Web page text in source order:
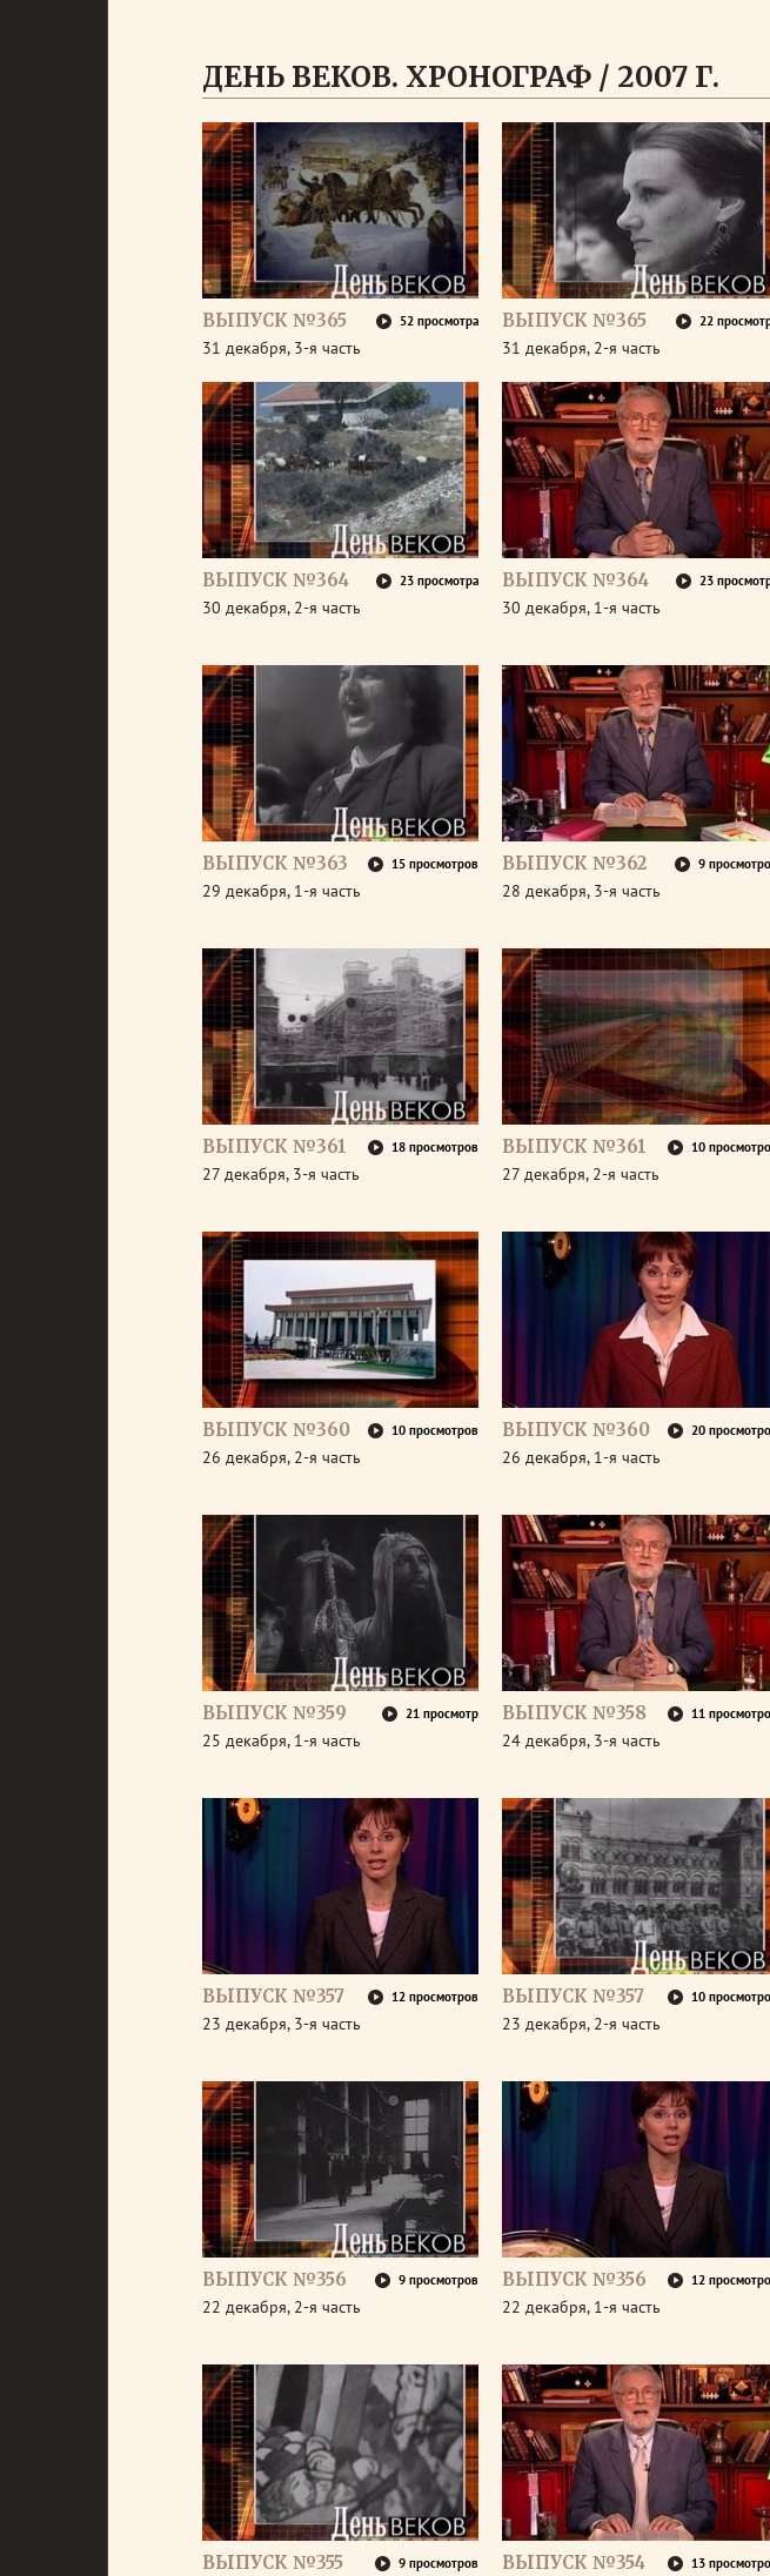
ДЕНЬ ВЕКОВ. ХРОНОГРАФ / 2007 Г.
ВЫПУСК №365 52 просмотра
31 декабря, 3-я часть
ВЫПУСК №365 22
31 декабря, 2-я часть
ВЫПУСК №364 23 просмотра
30 декабря, 2-я часть
ВЫПУСК №364 23
30 декабря, 1-я часть
ВЫПУСК №363 15 просмотров
29 декабря, 1-я часть
ВЫПУСК №362 9
28 декабря, 3-я часть
ВЫПУСК №361 18 просмотров
27 декабря, 3-я часть
ВЫПУСК №361 10
27 декабря, 2-я часть
ВЫПУСК №360 10 просмотров
26 декабря, 2-я часть
ВЫПУСК №360 20
26 декабря, 1-я часть
ВЫПУСК №359 21 просмотр
25 декабря, 1-я часть
ВЫПУСК №358 11
24 декабря, 3-я часть
ВЫПУСК №357 12 просмотров
23 декабря, 3-я часть
ВЫПУСК №357 10
23 декабря, 2-я часть
ВЫПУСК №356 9 просмотров
22 декабря, 2-я часть
ВЫПУСК №356 12
22 декабря, 1-я часть
ВЫПУСК №355 9 просмотров ВЫПУСК №354 13